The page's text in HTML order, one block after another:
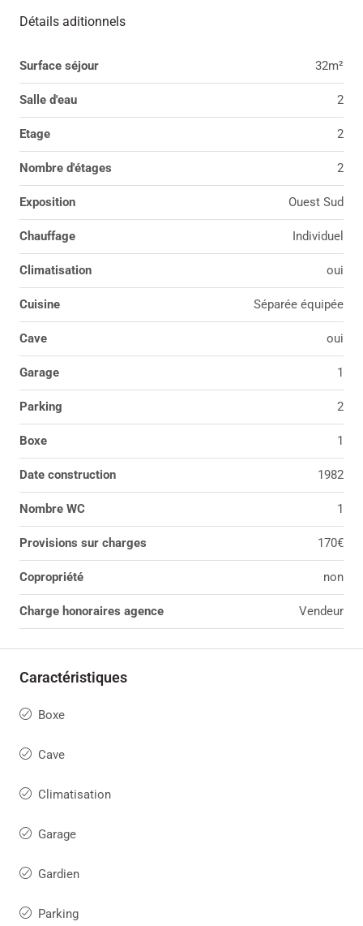
Détails aditionnels
Surface séjour 32m²
Salle d'eau 2
Etage 2
Nombre d'étages 2
Exposition Ouest Sud
Chauffage Individuel
Climatisation oui
Cuisine Séparée équipée
Cave oui
Garage 1
Parking 2
Boxe 1
Date construction 1982
Nombre WC 1
Provisions sur charges 170€
Copropriété non
Charge honoraires agence Vendeur
Caractéristiques
Boxe
Cave
Climatisation
Garage
Gardien
Parking